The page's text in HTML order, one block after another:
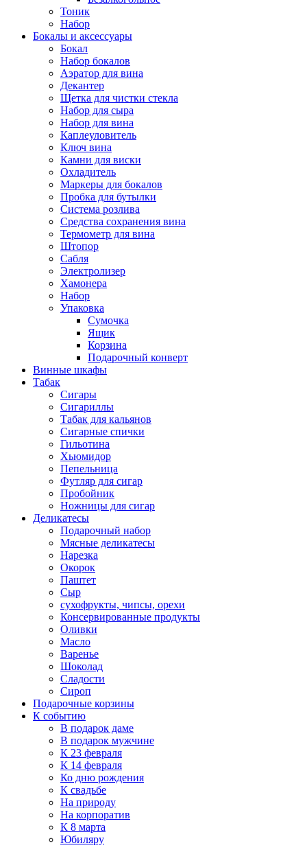
Тоник
Набор
Бокалы и аксессуары
Бокал
Набор бокалов
Аэратор для вина
Декантер
Щетка для чистки стекла
Набор для сыра
Набор для вина
Каплеуловитель
Ключ вина
Камни для виски
Охладитель
Маркеры для бокалов
Пробка для бутылки
Система розлива
Средства сохранения вина
Термометр для вина
Штопор
Сабля
Электролизер
Хамонера
Набор
Упаковка
Сумочка
Ящик
Корзина
Подарочный конверт
Винные шкафы
Табак
Сигары
Сигариллы
Табак для кальянов
Сигарные спички
Гильотина
Хьюмидор
Пепельница
Футляр для сигар
Пробойник
Ножницы для сигар
Деликатесы
Подарочный набор
Мясные деликатесы
Нарезка
Окорок
Паштет
Сыр
сухофрукты, чипсы, орехи
Консервированные продукты
Оливки
Масло
Варенье
Шоколад
Сладости
Сироп
Подарочные корзины
К событию
В подарок даме
В подарок мужчине
К 23 февраля
К 14 февраля
Ко дню рождения
К свадьбе
На природу
На корпоратив
К 8 марта
Юбиляру